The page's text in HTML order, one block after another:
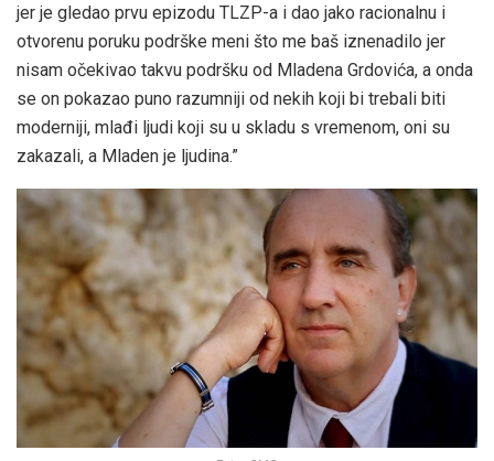
jer je gledao prvu epizodu TLZP-a i dao jako racionalnu i
otvorenu poruku podrške meni što me baš iznenadilo jer
nisam očekivao takvu podršku od Mladena Grdovića, a onda
se on pokazao puno razumniji od nekih koji bi trebali biti
moderniji, mlađi ljudi koji su u skladu s vremenom, oni su
zakazali, a Mladen je ljudina.”